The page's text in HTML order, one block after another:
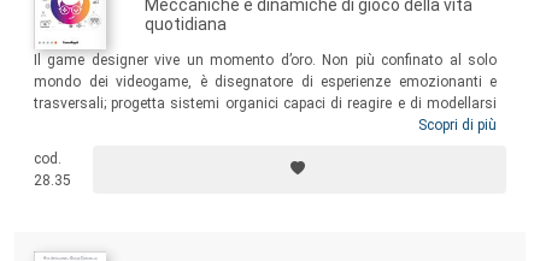
Meccaniche e dinamiche di gioco della vita
quotidiana
Il game designer vive un momento d’oro. Non più confinato al solo
mondo dei videogame, è disegnatore di esperienze emozionanti e
trasversali; progetta sistemi organici capaci di reagire e di modellarsi
intorno alle necessità dei partecipanti. Il volume esamina le sue
può utilizzare. Se volete comprendere il prossimo futuro, guardate al
gioco e alla figura del game designer, e a come stanno già vincendo la
Scopri di più
cod.
28.35